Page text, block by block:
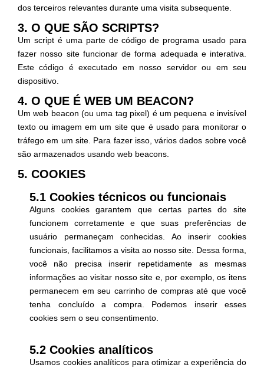
dos terceiros relevantes durante uma visita subsequente.
3. O QUE SÃO SCRIPTS?
Um script é uma parte de código de programa usado para
fazer nosso site funcionar de forma adequada e interativa.
Este código é executado em nosso servidor ou em seu
dispositivo.
4. O QUE É WEB UM BEACON?
Um web beacon (ou uma tag pixel) é um pequena e invisível
texto ou imagem em um site que é usado para monitorar o
tráfego em um site. Para fazer isso, vários dados sobre você
são armazenados usando web beacons.
5. COOKIES
5.1 Cookies técnicos ou funcionais
Alguns cookies garantem que certas partes do site
funcionem corretamente e que suas preferências de
usuário permaneçam conhecidas. Ao inserir cookies
funcionais, facilitamos a visita ao nosso site. Dessa forma,
você não precisa inserir repetidamente as mesmas
informações ao visitar nosso site e, por exemplo, os itens
permanecem em seu carrinho de compras até que você
tenha concluído a compra. Podemos inserir esses
cookies sem o seu consentimento.
5.2 Cookies analíticos
Usamos cookies analíticos para otimizar a experiência do